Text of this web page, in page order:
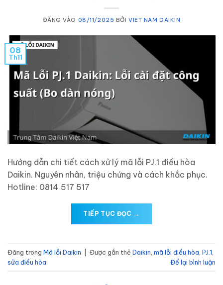
ĐĂNG VÀO 08/11/2025 BỞIVIET NAM DAIKIN
08
Th11
Hướng dẫn chi tiết cách xử lý mã lỗi PJ.1 điều hòa
Daikin. Nguyên nhân, triệu chứng và cách khắc phục.
Hotline: 0814 517 517
TIẾP TỤC ĐỌC →
Đăng trong Mã lỗi Daikin Được gắn thẻ Daikin mã lỗi điều hòa PJ.1
sửa điều hòa
Để lại bình luận